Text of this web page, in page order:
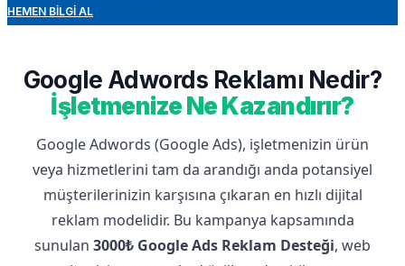
HEMEN BILGI AL
Google Adwords Reklamı Nedir?
İşletmenize Ne Kazandırır?
Google Adwords (Google Ads), işletmenizin ürün
veya hizmetlerini tam da arandığı anda potansiyel
müşterilerinizin karşısına çıkaran en hızlı dijital
reklam modelidir. Bu kampanya kapsamında
sunulan 3000₺ Google Ads Reklam Desteği, web